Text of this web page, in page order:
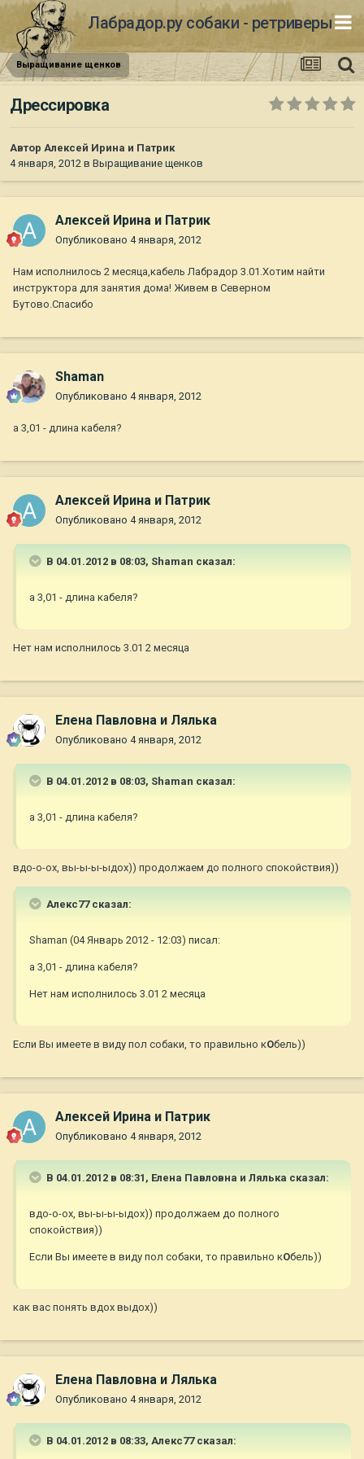
Лабрадор.ру собаки - ретриверы
Выращивание щенков
Дрессировка
Автор Алексей Ирина и Патрик
4 января, 2012 в Выращивание щенков
Алексей Ирина и Патрик
Опубликовано 4 января, 2012
Нам исполнилось 2 месяца,кабель Лабрадор 3.01.Хотим найти
инструктора для занятия дома! Живем в Северном
Бутово.Спасибо
Shaman
Опубликовано 4 января, 2012
а 3,01 - длина кабеля?
Алексей Ирина и Патрик
Опубликовано 4 января, 2012
В 04.01.2012 в 08:03, Shaman сказал:
а 3,01 - длина кабеля?
Нет нам исполнилось 3.01 2 месяца
Елена Павловна и Лялька
Опубликовано 4 января, 2012
В 04.01.2012 в 08:03, Shaman сказал:
а 3,01 - длина кабеля?
вдо-о-ох, вы-ы-ы-ыдох)) продолжаем до полного спокойствия))
Алекс77 сказал:
Shaman (04 Январь 2012 - 12:03) писал:
а 3,01 - длина кабеля?
Нет нам исполнилось 3.01 2 месяца
Если Вы имеете в виду пол собаки, то правильно кОбель))
Алексей Ирина и Патрик
Опубликовано 4 января, 2012
В 04.01.2012 в 08:31, Елена Павловна и Лялька сказал:
вдо-о-ох, вы-ы-ы-ыдох)) продолжаем до полного
спокойствия))
Если Вы имеете в виду пол собаки, то правильно кОбель))
как вас понять вдох выдох))
Елена Павловна и Лялька
Опубликовано 4 января, 2012
В 04.01.2012 в 08:33, Алекс77 сказал: